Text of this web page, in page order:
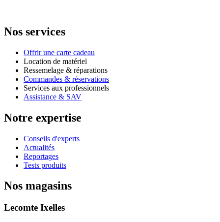
Nos services
Offrir une carte cadeau
Location de matériel
Ressemelage & réparations
Commandes & réservations
Services aux professionnels
Assistance & SAV
Notre expertise
Conseils d'experts
Actualités
Reportages
Tests produits
Nos magasins
Lecomte Ixelles